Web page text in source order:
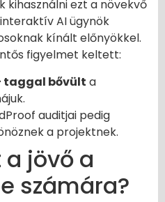
kihasználni ezt a növekvő
AI ügynök
kínált előnyökkel.
figyelmet keltett:
taggal bővült a
auditjai pedig
a projektnek.
jövő a
számára?